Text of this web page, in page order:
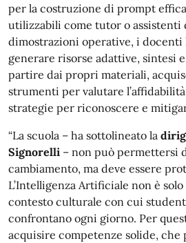
per la costruzione di prompt
utilizzabili come tutor o assistenti
dimostrazioni operative, i docenti
generare risorse adattive, sintesi
partire dai propri materiali,
strumenti per valutare
strategie per riconoscere e
“La scuola – ha sottolineato la
Signorelli – non può permettersi
cambiamento, ma deve essere
L’Intelligenza Artificiale non è
contesto culturale con cui
confrontano ogni giorno. Per
acquisire competenze solide, che